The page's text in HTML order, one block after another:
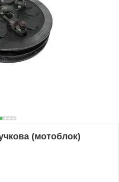
(мотоблок)